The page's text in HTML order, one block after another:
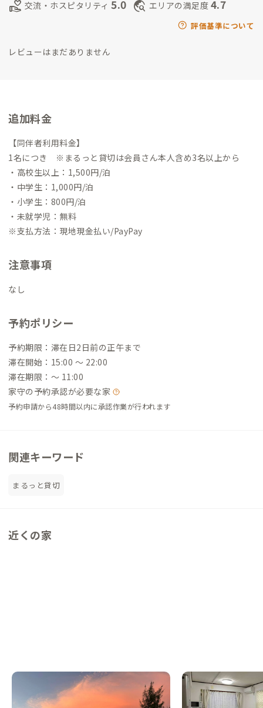
んが宿泊された方には、コザグルメもご案内できます！ ぜひ、
コザA邸で日本でもない、沖縄でもないコザの街を楽しんでくだ
volunteer_activism 交流・ホスピタリティ 5.0 travel_explore エリアの満足度 4.7
評価基準について
レビューはまだありません
追加料金
【同伴者利用料金】
1名につき ※まるっと貸切は会員さん本人含め3名以上から
・高校生以上：1,500円/泊
・中学生：1,000円/泊
・小学生：800円/泊
・未就学児：無料
※支払方法：現地現金払い/PayPay
注意事項
なし
予約ポリシー
予約期限：滞在日2日前の正午まで
滞在開始：15:00 〜 22:00
滞在期限：〜 11:00
家守の予約承認が必要な家
予約申請から48時間以内に承認作業が行われます
関連キーワード
まるっと貸切
近くの家
沖縄平安座A邸
沖縄県 戸建て
沖縄那覇G邸
沖縄県